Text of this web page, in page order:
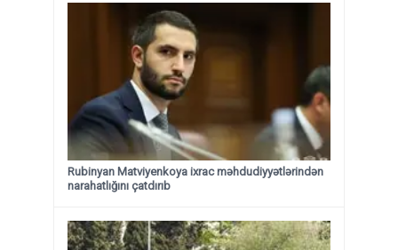
Rubinyan Matviyenkoya ixrac məhdudiyyətlərindən
narahatlığını çatdırıb